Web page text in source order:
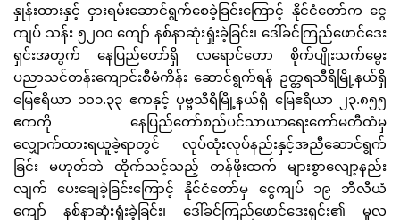
နှုန်းထားနှင့် ငှားရမ်းဆောင်ရွက်စေခဲ့ခြင်းကြောင့် နိုင်ငံတော်က ငွေ
ကျပ် သန်း ၅၂၀၀ ကျော် နစ်နာဆုံးရှုံးခဲ့ခြင်း၊ ဒေါ်ခင်ကြည်ဖောင်ဒေး
ရှင်းအတွက် နေပြည်တော်ရှိ လရောင်တော စိုက်ပျိုးသက်မွေး
ပညာသင်တန်းကျောင်းစီမံကိန်း ဆောင်ရွက်ရန် ဥတ္တရသီရိမြို့နယ်ရှိ
မြေဧရိယာ ၁၀၁.၃၃ ဧကနှင့် ပုဗ္ဗသီရိမြို့နယ်ရှိ မြေဧရိယာ ၂၃.၈၅၅
ဧကကို နေပြည်တော်စည်ပင်သာယာရေးကော်မတီထံမှ
လျှောက်ထားရယူခဲ့ရာတွင် လုပ်ထုံးလုပ်နည်းနှင့်အညီဆောင်ရွက်
ခြင်း မဟုတ်ဘဲ ထိုက်သင့်သည့် တန်ဖိုးထက် များစွာလျော့နည်း
လျက် ပေးချေခဲ့ခြင်းကြောင့် နိုင်ငံတော်မှ ငွေကျပ် ၁၉ ဘီလီယံ
ကျော် နစ်နာဆုံးရှုံးခဲ့ခြင်း၊ ဒေါ်ခင်ကြည်ဖောင်ဒေးရှင်း၏ မူလ